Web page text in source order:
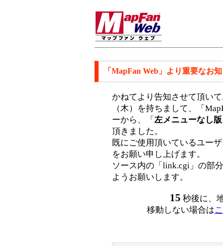
「MapFan Web」より重要なお
かねてより告知させて頂い
（木）を持ちまして、「
ーから、「 左メニューなし版
頂きました。
既にご使用頂いているユー
をお願い申し上げます。
ソース内の「link.cgi」の部
ようお願いします。
15 秒後に、
移動しない場合は